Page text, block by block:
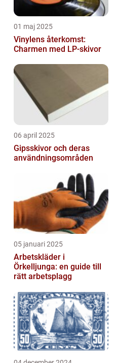
01 maj 2025
Vinylens återkomst:
Charmen med LP-skivor
06 april 2025
Gipsskivor och deras
användningsområden
05 januari 2025
Arbetskläder i
Örkelljunga: en guide till
rätt arbetsplagg